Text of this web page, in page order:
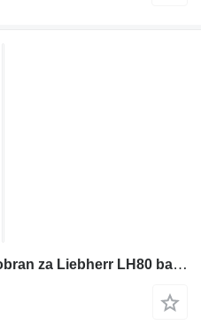
94072049 zastavica za blatobran za Liebherr LH80 bagera